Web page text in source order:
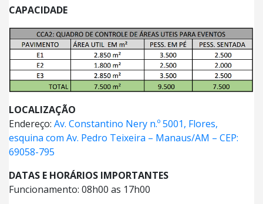
CAPACIDADE
LOCALIZAÇÃO
Endereço: Av. Constantino Nery n.º 5001, Flores,
esquina com Av. Pedro Teixeira – Manaus/AM – CEP:
69058-795
DATAS E HORÁRIOS IMPORTANTES
Funcionamento: 08h00 as 17h00